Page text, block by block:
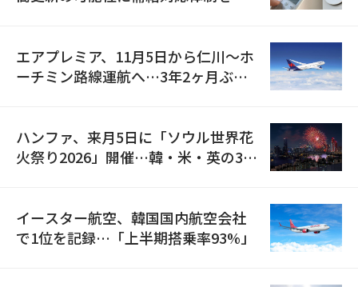
エアプレミア、11月5日から仁川〜ホ
ーチミン路線運航へ…3年2ヶ月ぶり
ハンファ、来月5日に「ソウル世界花
火祭り2026」開催…韓・米・英の3カ
イースター航空、韓国国内航空会社
で1位を記録…「上半期搭乗率93%」